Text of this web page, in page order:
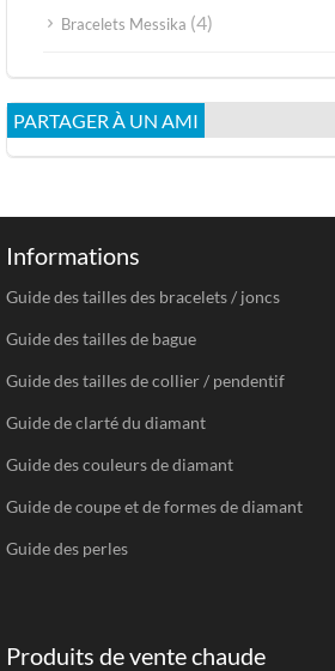
Bracelets Messika (4)
PARTAGER À UN AMI
Informations
Guide des tailles des bracelets / joncs
Guide des tailles de bague
Guide des tailles de collier / pendentif
Guide de clarté du diamant
Guide des couleurs de diamant
Guide de coupe et de formes de diamant
Guide des perles
Produits de vente chaude